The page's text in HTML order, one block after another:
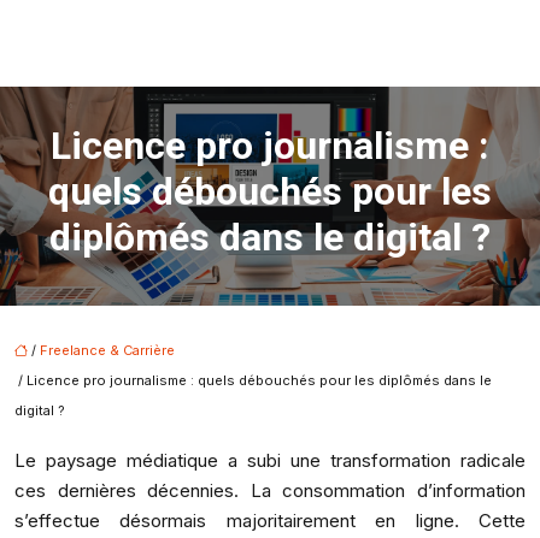
Licence pro journalisme :
quels débouchés pour les
diplômés dans le digital ?
/ Freelance & Carrière
/ Licence pro journalisme : quels débouchés pour les diplômés dans le
digital ?
Le paysage médiatique a subi une transformation radicale
ces dernières décennies. La consommation d’information
s’effectue désormais majoritairement en ligne. Cette